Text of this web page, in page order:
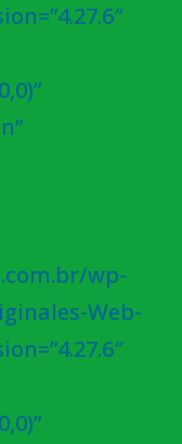
wp-
Web-